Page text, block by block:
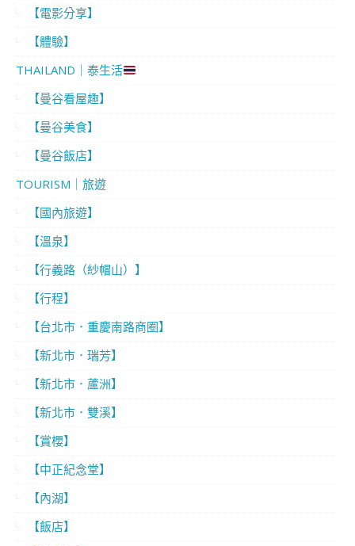
【電影分享】
【體驗】
THAILAND｜泰生活
【曼谷看屋趣】
【曼谷美食】
【曼谷飯店】
TOURISM｜旅遊
【國內旅遊】
【溫泉】
【行義路（紗帽山）】
【行程】
【台北市．重慶南路商圈】
【新北市．瑞芳】
【新北市．蘆洲】
【新北市．雙溪】
【賞櫻】
【中正紀念堂】
【內湖】
【飯店】